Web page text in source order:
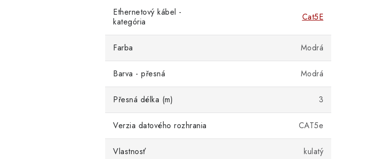
Ethernetový kábel -
kategória
Cat5E
Farba Modrá
Barva - přesná Modrá
Přesná délka (m) 3
Verzia datového rozhrania CAT5e
Vlastnosť kulatý